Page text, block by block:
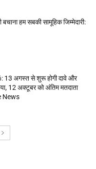
बचाना हम सबकी सामूहिक जिम्मेदारी:
13 अगस्त से शुरू होगी दावे और
12 अक्टूबर को अंतिम मतदाता
News